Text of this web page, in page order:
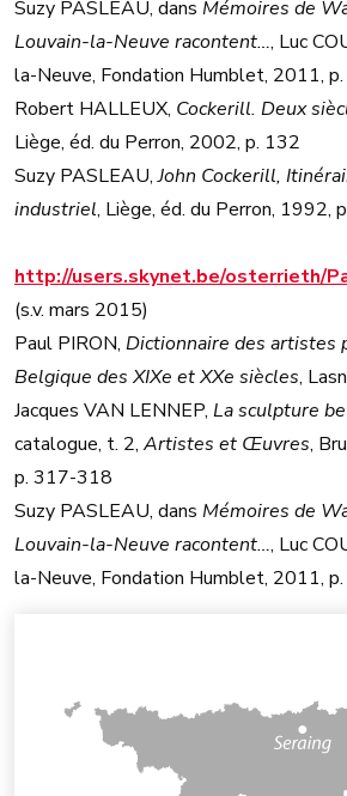
Suzy PASLEAU, dans Mémoires de
Louvain-la-Neuve racontent…, Luc
la-Neuve, Fondation Humblet, 2011,
Robert HALLEUX, Cockerill. Deux
Liège, éd. du Perron, 2002, p. 132
Suzy PASLEAU,John Cockerill,
industriel, Liège, éd. du Perron, 1992,
http://users.skynet.be/osterrieth/
(s.v. mars 2015)
Paul PIRON, Dictionnaire des artistes
Belgique des XIXe et XXe siècles,
Jacques VAN LENNEP, La sculpture
catalogue, t. 2, Artistes et Œuvres,
p. 317-318
Suzy PASLEAU, dans Mémoires de
Louvain-la-Neuve racontent…, Luc
la-Neuve, Fondation Humblet, 2011,